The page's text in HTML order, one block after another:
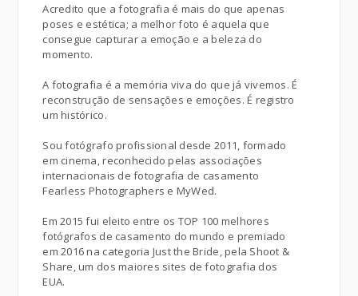
Acredito que a fotografia é mais do que apenas
poses e estética; a melhor foto é aquela que
consegue capturar a emoção e a beleza do
momento.
A fotografia é a memória viva do que já vivemos. É
reconstrução de sensações e emoções. É registro
um histórico.
Sou fotógrafo profissional desde 2011, formado
em cinema, reconhecido pelas associações
internacionais de fotografia de casamento
Fearless Photographers e MyWed.
Em 2015 fui eleito entre os TOP 100 melhores
fotógrafos de casamento do mundo e premiado
em 2016 na categoria Just the Bride, pela Shoot &
Share, um dos maiores sites de fotografia dos
EUA.